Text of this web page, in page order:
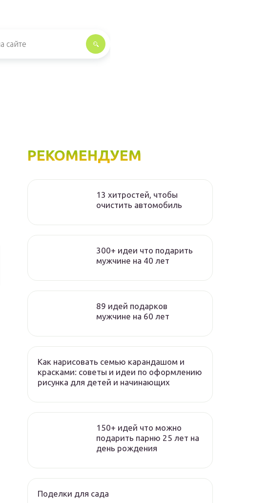
РЕКОМЕНДУЕМ
13 хитростей, чтобы
очистить автомобиль
300+ идеи что подарить
мужчине на 40 лет
89 идей подарков
мужчине на 60 лет
Как нарисовать семью карандашом и
красками: советы и идеи по оформлению
рисунка для детей и начинающих
150+ идей что можно
подарить парню 25 лет на
день рождения
Поделки для сада